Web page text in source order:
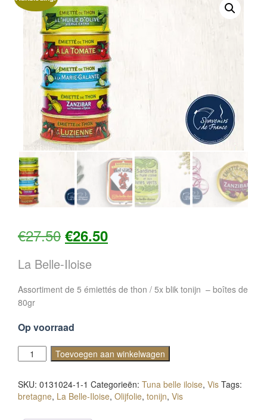
€27.50 Oorspronkelijke
prijs
was:
€27.50.
€26.50Huidige
€26.50.
La Belle-Iloise
Assortiment de 5 émiettés de thon / 5x blik tonijn – boîtes de
80gr
Op voorraad
Assortiment
de
aantal
Toevoegen aan winkelwagen
SKU: 0131024-1-1 Categorieën: Tuna belle iloise, Vis Tags:
bretagne, La Belle-Iloise, Olijfolie, tonijn, Vis